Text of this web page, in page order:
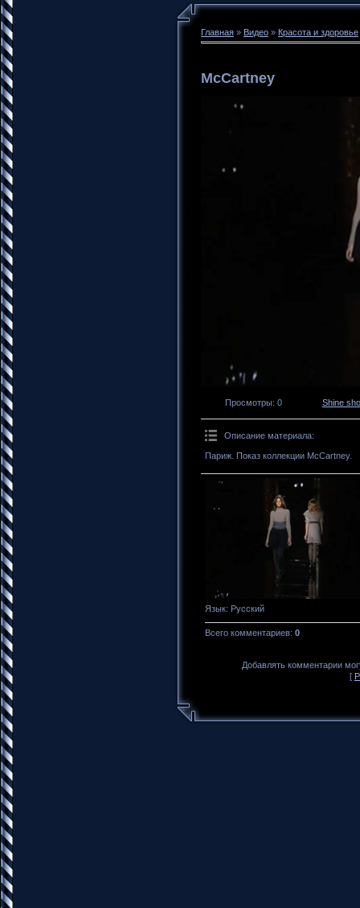
Главная » Видео » Красота и здоровье
McCartney
Просмотры: 0 Shine
Описание материала:
Париж. Показ коллекции McCartney.
Язык: Русский
Всего комментариев: 0
Добавлять комментарии
[